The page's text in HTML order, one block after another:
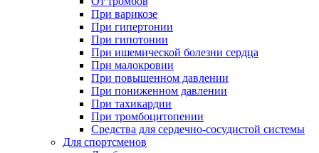
При варикозе
При гипертонии
При гипотонии
При ишемической болезни сердца
При малокровии
При повышенном давлении
При пониженном давлении
При тахикардии
При тромбоцитопении
Средства для сердечно-сосудистой системы
Для спортсменов